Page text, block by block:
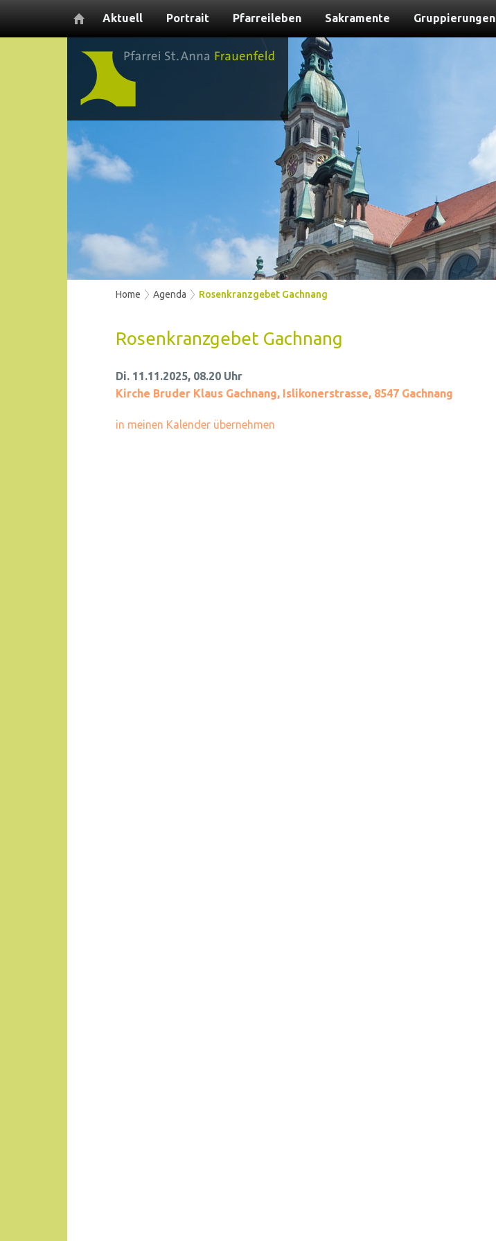
Aktuell Portrait Pfarreileben Sakramente Gruppierungen
Home Agenda Rosenkranzgebet Gachnang
Rosenkranzgebet Gachnang
Di. 11.11.2025, 08.20 Uhr
Kirche Bruder Klaus Gachnang, Islikonerstrasse, 8547 Gachnang
in meinen Kalender übernehmen